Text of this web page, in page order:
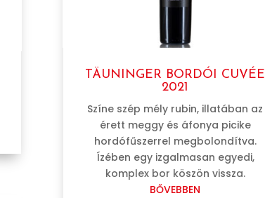
TÄUNINGER BORDÓI CUVÉE
2021
Színe szép mély rubin, illatában az
érett meggy és áfonya picike
hordófűszerrel megbolondítva.
Ízében egy izgalmasan egyedi,
komplex bor köszön vissza.
BŐVEBBEN